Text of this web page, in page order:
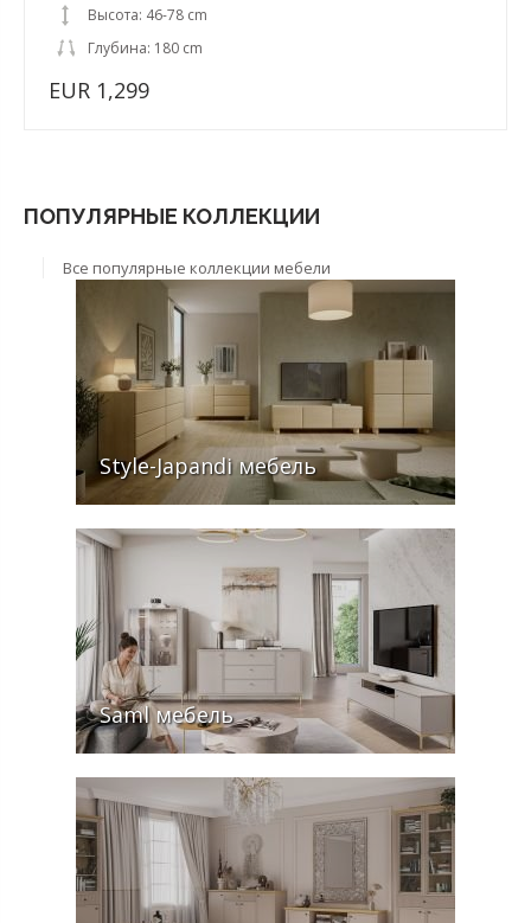
Высота: 46-78 cm
Глубина: 180 cm
EUR 1,299
ПОПУЛЯРНЫЕ КОЛЛЕКЦИИ
Все популярные коллекции мебели
Style-Japandi мебель
Saml мебель